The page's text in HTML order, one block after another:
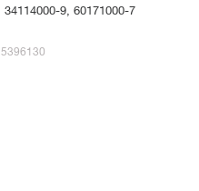
34114000-9, 60171000-7
5396130